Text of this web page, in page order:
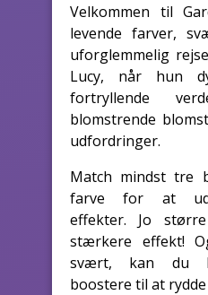
Velkommen til
levende farver,
uforglemmelig
Lucy, når hun
fortryllende
blomstrende
udfordringer.
Match mindst tre
farve for at
effekter. Jo
stærkere effekt!
svært, kan du
boostere til at